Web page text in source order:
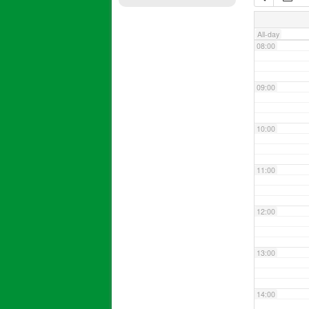
All-day
07:00
08:00
09:00
10:00
11:00
12:00
13:00
14:00